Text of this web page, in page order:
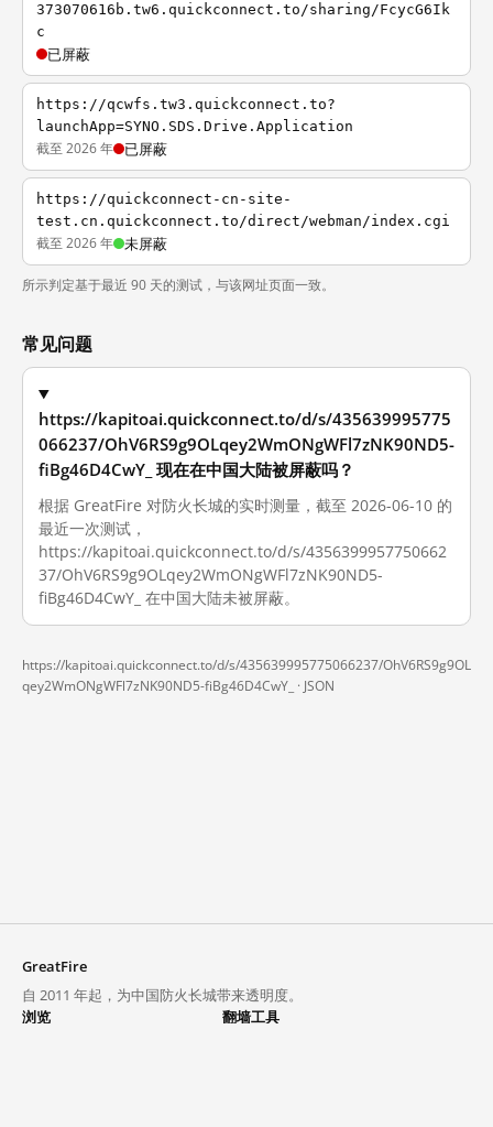
373070616b.tw6.quickconnect.to/sharing/FcycG6Ik
c
已屏蔽
https://qcwfs.tw3.quickconnect.to?
launchApp=SYNO.SDS.Drive.Application
截至 2026 年 已屏蔽
https://quickconnect-cn-site-
test.cn.quickconnect.to/direct/webman/index.cgi
截至 2026 年 未屏蔽
所示判定基于最近 90 天的测试，与该网址页面一致。
常见问题
https://kapitoai.quickconnect.to/d/s/435639995775
066237/OhV6RS9g9OLqey2WmONgWFl7zNK90ND5-
fiBg46D4CwY_ 现在在中国大陆被屏蔽吗？
根据 GreatFire 对防火长城的实时测量，截至 2026-06-10 的
最近一次测试，
https://kapitoai.quickconnect.to/d/s/4356399957750662
37/OhV6RS9g9OLqey2WmONgWFl7zNK90ND5-
fiBg46D4CwY_ 在中国大陆未被屏蔽。
https://kapitoai.quickconnect.to/d/s/435639995775066237/OhV6RS9g9OL
qey2WmONgWFl7zNK90ND5-fiBg46D4CwY_ · JSON
GreatFire
自 2011 年起，为中国防火长城带来透明度。
浏览
翻墙工具